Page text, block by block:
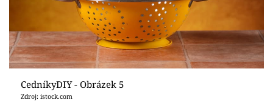
Sledujte prima+
Přihlášení
Sledujte nás
CedníkyDIY - Obrázek 5
Zdroj: istock.com